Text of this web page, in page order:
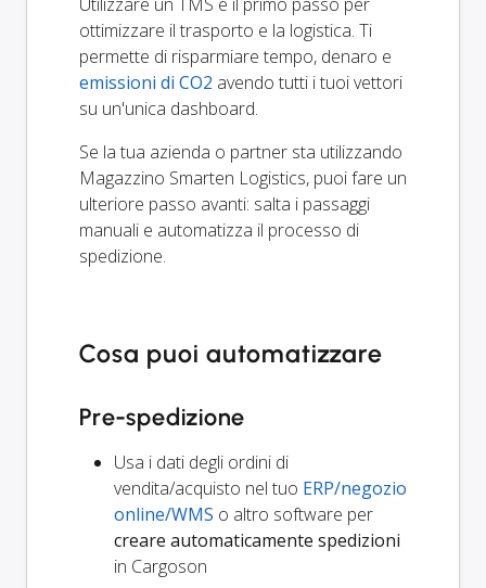
ottimizzare il trasporto e la logistica. Ti
permette di risparmiare tempo, denaro e
emissioni di CO2 avendo tutti i tuoi vettori
su un'unica dashboard.
Se la tua azienda o partner sta utilizzando
Magazzino Smarten Logistics, puoi fare un
ulteriore passo avanti: salta i passaggi
manuali e automatizza il processo di
spedizione.
Cosa puoi automatizzare
Pre-spedizione
Usa i dati degli ordini di
vendita/acquisto nel tuo ERP/negozio
online/WMS o altro software per
creare automaticamente spedizioni
in Cargoson